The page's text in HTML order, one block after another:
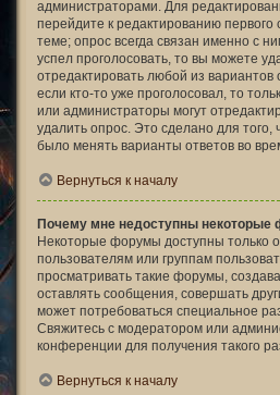
администраторами. Для
перейдите к редактированию
теме; опрос всегда связан именно с
успел проголосовать, то вы можете
отредактировать любой из вариантов
если кто-то уже проголосовал, то
или администраторы могут
удалить опрос. Это сделано для того,
было менять варианты ответов во
Вернуться к началу
Почему мне недоступны
Некоторые форумы доступны только
пользователям или группам
просматривать такие форумы,
оставлять сообщения, совершать
может потребоваться специальное
Свяжитесь с модератором или
конференции для получения такого
Вернуться к началу